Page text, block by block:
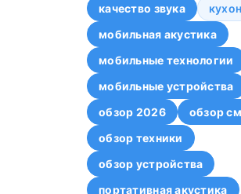
качество звука
мобильная акустика
мобильные технологии
мобильные устройства
обзор 2026
обзор
обзор техники
обзор устройства
портативная акустика